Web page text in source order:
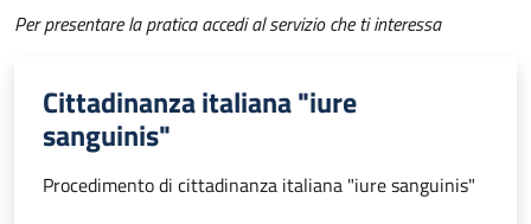
Per presentare la pratica accedi al servizio che ti interessa
Cittadinanza italiana "iure
sanguinis"
Procedimento di cittadinanza italiana "iure sanguinis"